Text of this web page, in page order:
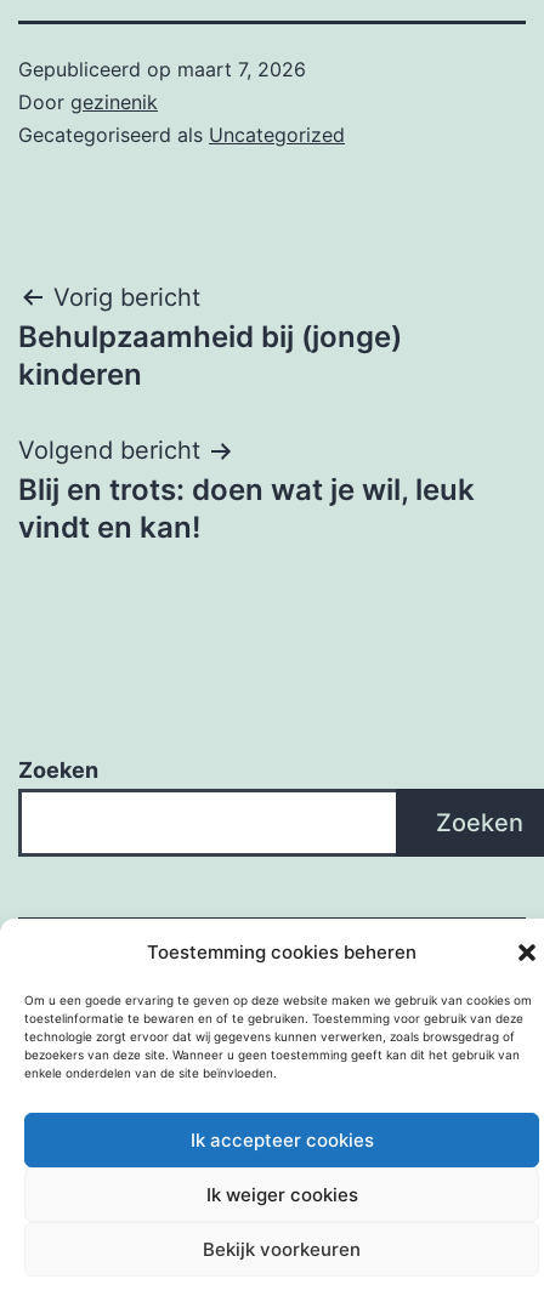
Toestemming cookies beheren
Om u een goede ervaring te geven op deze website maken we gebruik van cookies om
toestelinformatie te bewaren en of te gebruiken. Toestemming voor gebruik van deze
technologie zorgt ervoor dat wij gegevens kunnen verwerken, zoals browsgedrag of
bezoekers van deze site. Wanneer u geen toestemming geeft kan dit het gebruik van
enkele onderdelen van de site beïnvloeden.
Ik accepteer cookies
Ik weiger cookies
Bekijk voorkeuren
Gepubliceerd op maart 7, 2026
Door gezinenik
Gecategoriseerd als Uncategorized
Bericht
navigatie
Vorig bericht
Behulpzaamheid bij (jonge)
kinderen
Volgend bericht
Blij en trots: doen wat je wil, leuk
vindt en kan!
Zoeken
Zoeken